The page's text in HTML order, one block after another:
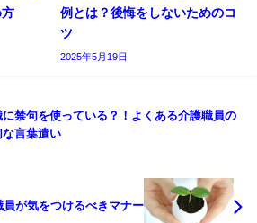
方
例とは？後悔をしないためのコ
ツ
2025年5月19日
に禁句を使っている？！よくある介護職員の
な言葉遣い
が気をつけるべきマナー